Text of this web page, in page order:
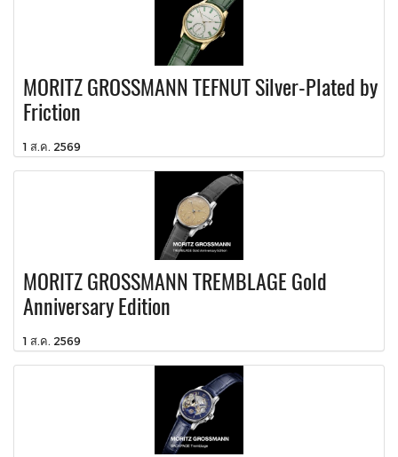
MORITZ GROSSMANN TEFNUT Silver-Plated by
Friction
1 ส.ค. 2569
MORITZ GROSSMANN TREMBLAGE Gold
Anniversary Edition
1 ส.ค. 2569